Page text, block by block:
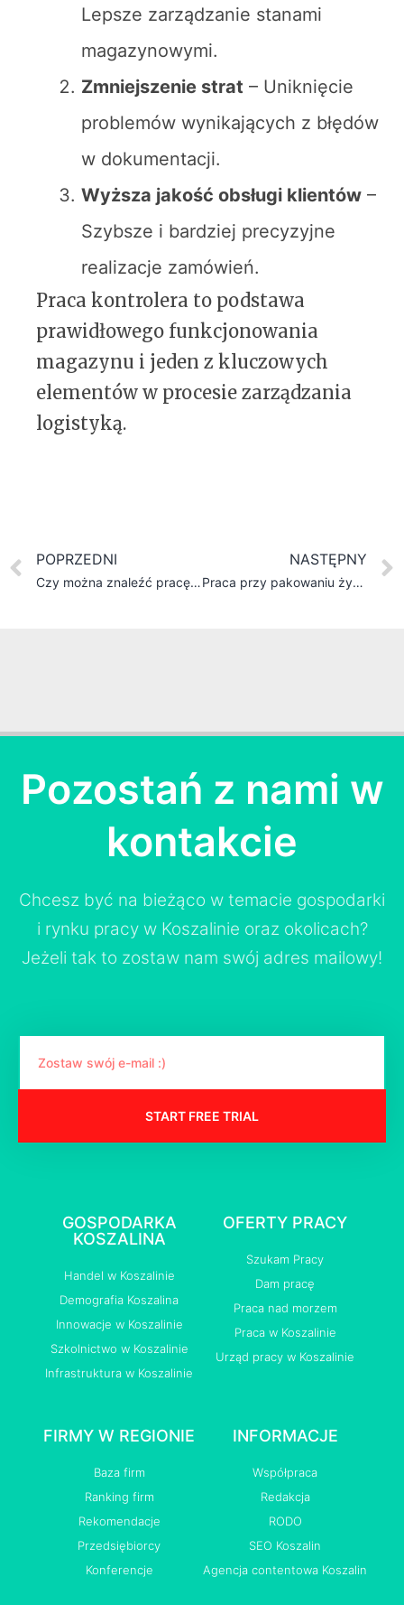
Lepsze zarządzanie stanami
magazynowymi.
Zmniejszenie strat – Uniknięcie
problemów wynikających z błędów
w dokumentacji.
Wyższa jakość obsługi klientów –
Szybsze i bardziej precyzyjne
realizacje zamówień.
Praca kontrolera to podstawa
prawidłowego funkcjonowania
magazynu i jeden z kluczowych
elementów w procesie zarządzania
logistyką.
POPRZEDNI
Czy można znaleźć pracę bez znajomości języka?
NASTĘPNY
Praca przy pakowaniu żywności za granicą – możliwości i perspektywy
Pozostań z nami w
kontakcie
Chcesz być na bieżąco w temacie gospodarki
i rynku pracy w Koszalinie oraz okolicach?
Jeżeli tak to zostaw nam swój adres mailowy!
START FREE TRIAL
GOSPODARKA
KOSZALINA
Handel w Koszalinie
Demografia Koszalina
Innowacje w Koszalinie
Szkolnictwo w Koszalinie
Infrastruktura w Koszalinie
OFERTY PRACY
Szukam Pracy
Dam pracę
Praca nad morzem
Praca w Koszalinie
Urząd pracy w Koszalinie
FIRMY W REGIONIE
Baza firm
Ranking firm
Rekomendacje
Przedsiębiorcy
Konferencje
INFORMACJE
Współpraca
Redakcja
RODO
SEO Koszalin
Agencja contentowa Koszalin